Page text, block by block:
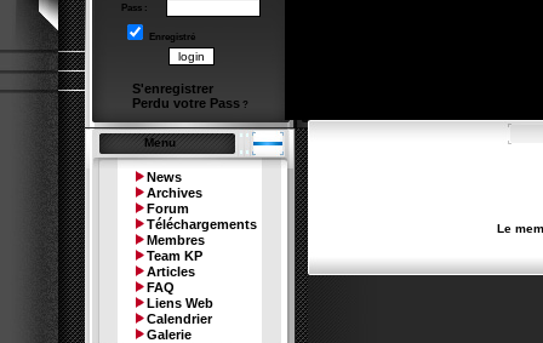
Pass :
Enregistré
S'enregistrer
Perdu votre Pass ?
Menu
News
Archives
Forum
Téléchargements
Membres
Team KP
Articles
FAQ
Liens Web
Calendrier
Galerie
Le